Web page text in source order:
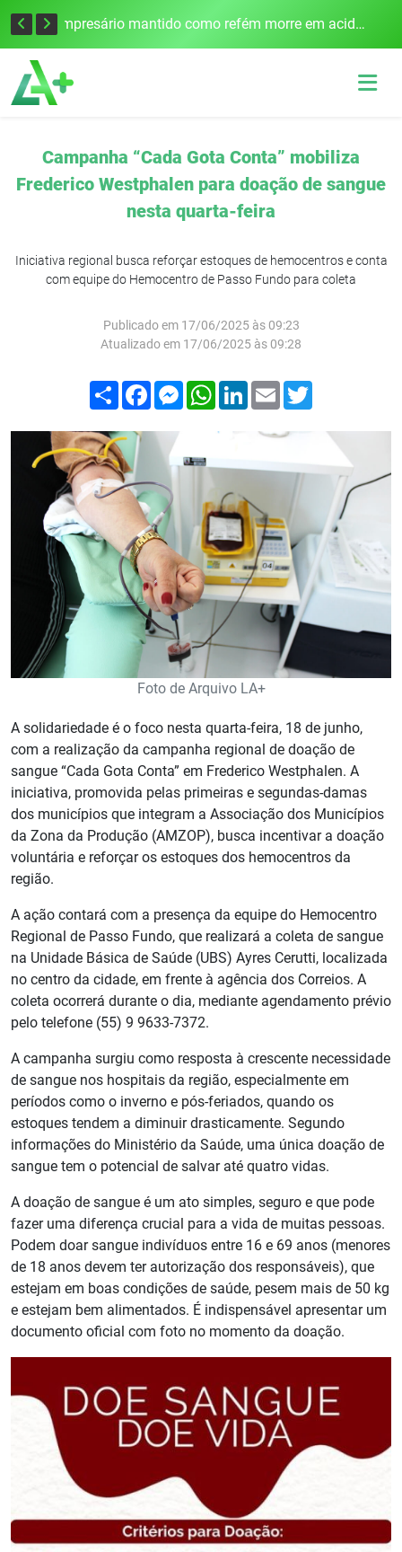
Edital para construção de ponte entre Itapiranga e Barra do Guarita deve ser lançado no segundo semestre Empresário mantido como refém morre em acidente após assalto em Cerro Largo
Campanha “Cada Gota Conta” mobiliza
Frederico Westphalen para doação de sangue
nesta quarta-feira
Iniciativa regional busca reforçar estoques de hemocentros e conta
com equipe do Hemocentro de Passo Fundo para coleta
Publicado em 17/06/2025 às 09:23
Atualizado em 17/06/2025 às 09:28
Compartilhar
FacebookMessenger
WhatsApp
LinkedIn
Email
Foto de Arquivo LA+
A solidariedade é o foco nesta quarta-feira, 18 de junho,
com a realização da campanha regional de doação de
sangue “Cada Gota Conta” em Frederico Westphalen. A
iniciativa, promovida pelas primeiras e segundas-damas
dos municípios que integram a Associação dos Municípios
da Zona da Produção (AMZOP), busca incentivar a doação
voluntária e reforçar os estoques dos hemocentros da
região.
A ação contará com a presença da equipe do Hemocentro
Regional de Passo Fundo, que realizará a coleta de sangue
na Unidade Básica de Saúde (UBS) Ayres Cerutti, localizada
no centro da cidade, em frente à agência dos Correios. A
coleta ocorrerá durante o dia, mediante agendamento prévio
pelo telefone (55) 9 9633-7372.
A campanha surgiu como resposta à crescente necessidade
de sangue nos hospitais da região, especialmente em
períodos como o inverno e pós-feriados, quando os
estoques tendem a diminuir drasticamente. Segundo
informações do Ministério da Saúde, uma única doação de
sangue tem o potencial de salvar até quatro vidas.
A doação de sangue é um ato simples, seguro e que pode
fazer uma diferença crucial para a vida de muitas pessoas.
Podem doar sangue indivíduos entre 16 e 69 anos (menores
de 18 anos devem ter autorização dos responsáveis), que
estejam em boas condições de saúde, pesem mais de 50 kg
e estejam bem alimentados. É indispensável apresentar um
documento oficial com foto no momento da doação.